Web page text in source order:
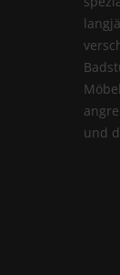
und